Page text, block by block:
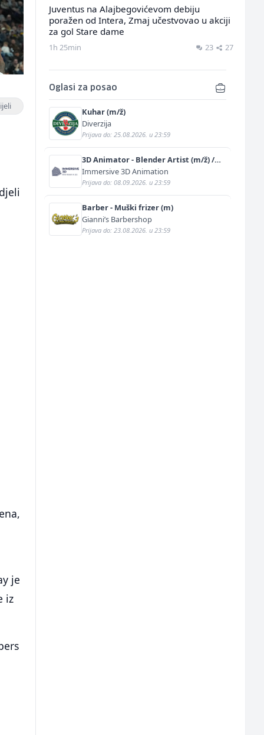
je
iz
Juventus na Alajbegovićevom debiju
poražen od Intera, Zmaj učestvovao u akciji
za gol Stare dame
1h 25min 23 27
Oglasi za posao
Kuhar (m/ž)
Diverzija
Prijava do: 25.08.2026. u 23:59
3D Animator - Blender Artist (m/ž) /
Remote Freelance
Immersive 3D Animation
Prijava do: 08.09.2026. u 23:59
Barber - Muški frizer (m)
Gianni’s Barbershop
Prijava do: 23.08.2026. u 23:59